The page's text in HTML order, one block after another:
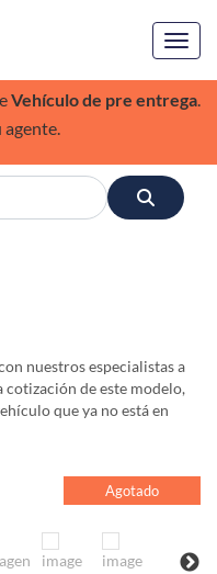
Vehículo de pre entrega.
nuestros especialistas a
de este modelo,
que ya no está en
Agotado